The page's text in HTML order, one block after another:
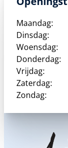
Maandag:
Dinsdag:
Woensdag:
Donderdag:
Vrijdag:
Zaterdag:
Zondag: